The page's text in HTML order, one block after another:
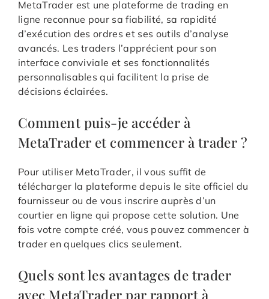
MetaTrader est une plateforme de trading en
ligne reconnue pour sa fiabilité, sa rapidité
d’exécution des ordres et ses outils d’analyse
avancés. Les traders l’apprécient pour son
interface conviviale et ses fonctionnalités
personnalisables qui facilitent la prise de
décisions éclairées.
Comment puis-je accéder à
MetaTrader et commencer à trader ?
Pour utiliser MetaTrader, il vous suffit de
télécharger la plateforme depuis le site officiel du
fournisseur ou de vous inscrire auprès d’un
courtier en ligne qui propose cette solution. Une
fois votre compte créé, vous pouvez commencer à
trader en quelques clics seulement.
Quels sont les avantages de trader
avec MetaTrader par rapport à